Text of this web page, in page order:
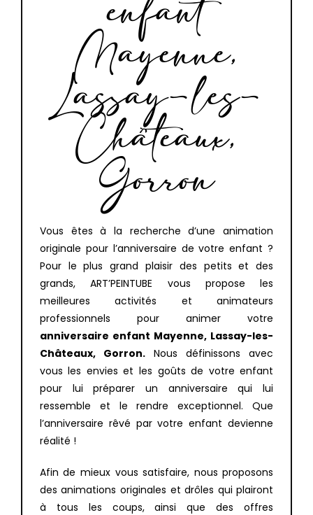
enfant
Mayenne,
Lassay-les-
Châteaux,
Gorron
Vous êtes à la recherche d’une animation
originale pour l’anniversaire de votre enfant ?
Pour le plus grand plaisir des petits et des
grands, ART’PEINTUBE vous propose les
meilleures activités et animateurs
professionnels pour animer votre
anniversaire enfant Mayenne, Lassay-les-
Châteaux, Gorron. Nous définissons avec
vous les envies et les goûts de votre enfant
pour lui préparer un anniversaire qui lui
ressemble et le rendre exceptionnel. Que
l’anniversaire rêvé par votre enfant devienne
réalité !
Afin de mieux vous satisfaire, nous proposons
des animations originales et drôles qui plairont
à tous les coups, ainsi que des offres